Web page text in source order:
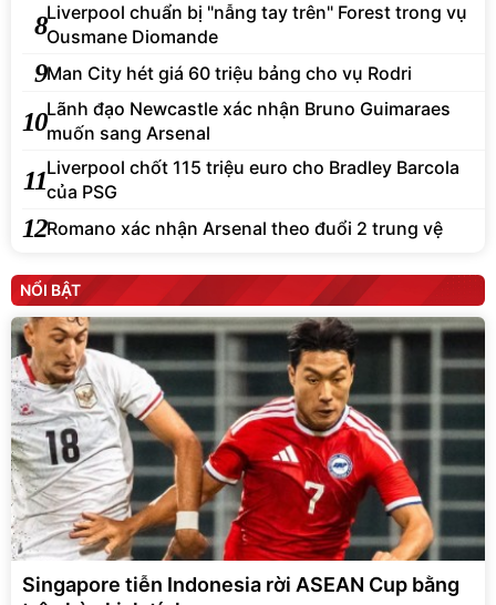
8Liverpool chuẩn bị "nẫng tay trên" Forest trong vụ
Ousmane Diomande
9Man City hét giá 60 triệu bảng cho vụ Rodri
10Lãnh đạo Newcastle xác nhận Bruno Guimaraes
muốn sang Arsenal
11Liverpool chốt 115 triệu euro cho Bradley Barcola
của PSG
12Romano xác nhận Arsenal theo đuổi 2 trung vệ
NỔI BẬT
Singapore tiễn Indonesia rời ASEAN Cup bằng